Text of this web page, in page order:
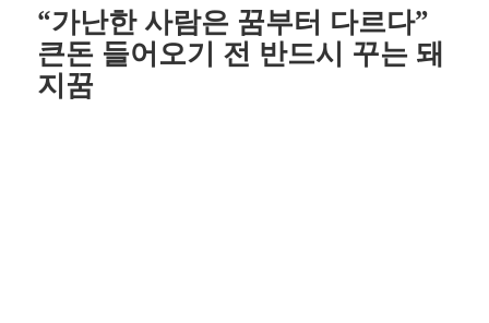
“가난한 사람은 꿈부터 다르다”
큰돈 들어오기 전 반드시 꾸는 돼
지꿈